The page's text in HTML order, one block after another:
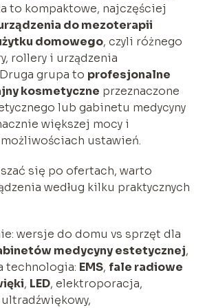
to kompaktowe, najczęściej
do mezoterapii
domowego, czyli różnego
rollery i urządzenia
grupa to profesjonalne
kosmetyczne przeznaczone
lub gabinetu medycyny
większej mocy i
ustawień.
się po ofertach, warto
według kilku praktycznych
wersje do domu vs sprzęt dla
medycyny estetycznej,
technologia: EMS, fale radiowe
, LED, elektroporacja,